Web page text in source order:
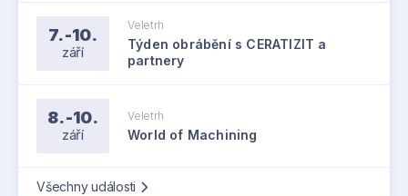
7.-10.
září
Veletrh
Týden obrábění s CERATIZIT a
partnery
8.-10.
září
Veletrh
World of Machining
Všechny události